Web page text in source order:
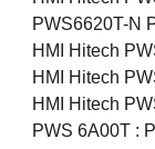
PWS6620T-N
HMI Hitech
HMI Hitech
HMI Hitech
PWS 6A00T :